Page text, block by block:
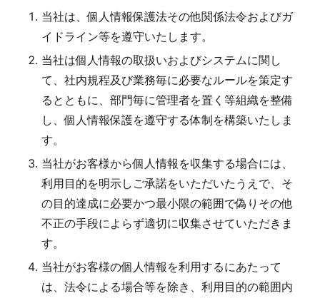
当社は、個人情報保護法その他関係法令およびガ
イドライン等を遵守いたします。
当社は個人情報の取扱いおよびシステムに関し
て、社内規程及び業務毎に必要なルールを策定す
るとともに、部門毎に管理者を置く等組織を整備
し、個人情報保護を遵守する体制を構築いたしま
す。
当社がお客様から個人情報を収集する場合には、
利用目的を明示しご承諾をいただいたうえで、そ
の目的達成に必要かつ最小限の範囲で偽りその他
不正の手段によらず適切に収集させていただきま
す。
当社がお客様の個人情報を利用するにあたって
は、法令による場合等を除き、利用目的の範囲内